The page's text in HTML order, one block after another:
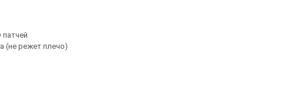
патчей
(не режет плечо)